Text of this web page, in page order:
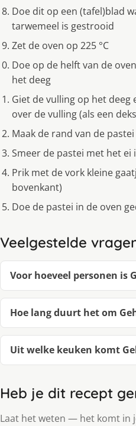
Doe dit op een (tafel)blad
tarwemeel is gestrooid
Zet de oven op 225 °C
Doe op de helft van de
het deeg
Giet de vulling op het deeg
over de vulling (als een
Maak de rand van de
Smeer de pastei met het ei
Prik met de vork kleine
bovenkant)
Doe de pastei in de oven
Veelgestelde
Voor hoeveel personen is
Hoe lang duurt het om
Uit welke keuken komt
Heb je dit recept
Laat het weten — het komt in